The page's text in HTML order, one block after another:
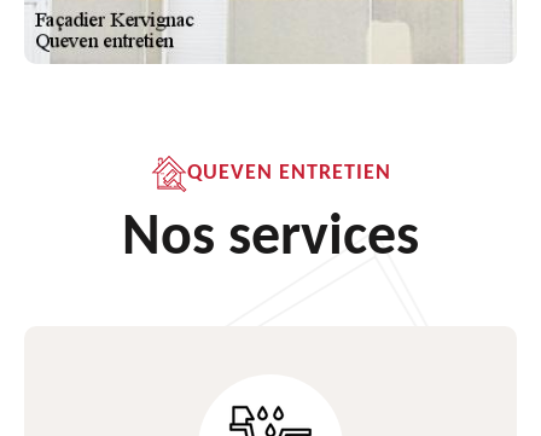
QUEVEN ENTRETIEN
Nos services